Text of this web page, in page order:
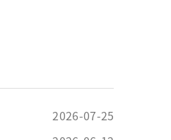
2026-07-25